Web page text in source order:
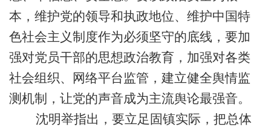
本，维护党的领导和执政地位、维护中国特
色社会主义制度作为必须坚守的底线，要加
强对党员干部的思想政治教育，加强对各类
社会组织、网络平台监管，建立健全舆情监
测机制，让党的声音成为主流舆论最强音。
沈明举指出，要立足固镇实际，把总体